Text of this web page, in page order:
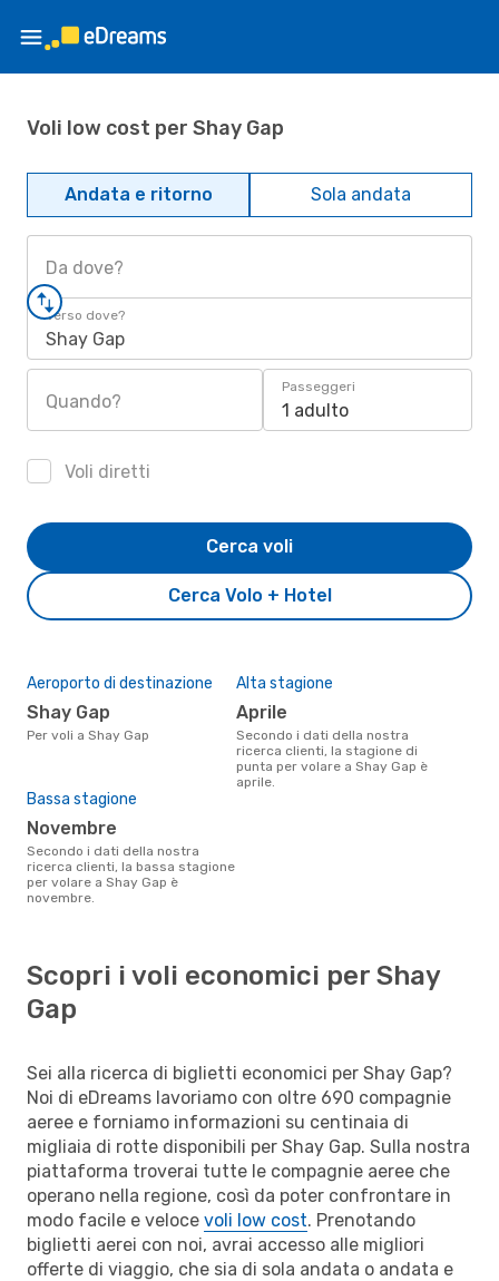
Voli low cost per Shay Gap
Andata e ritorno Sola andata
Da dove?
Verso dove?
Shay Gap
Quando?
Passeggeri
1 adulto
Voli diretti
Cerca Volo + Hotel
Cerca voli
Aeroporto di destinazione
Shay Gap
Per voli a Shay Gap
Alta stagione
aprile
Secondo i dati della nostra
ricerca clienti, la stagione di
punta per volare a Shay Gap è
aprile.
Bassa stagione
novembre
Secondo i dati della nostra
ricerca clienti, la bassa stagione
per volare a Shay Gap è
novembre.
Scopri i voli economici per Shay
Gap
Sei alla ricerca di biglietti economici per Shay Gap?
Noi di eDreams lavoriamo con oltre 690 compagnie
aeree e forniamo informazioni su centinaia di
migliaia di rotte disponibili per Shay Gap. Sulla nostra
piattaforma troverai tutte le compagnie aeree che
operano nella regione, così da poter confrontare in
modo facile e veloce voli low cost. Prenotando
biglietti aerei con noi, avrai accesso alle migliori
offerte di viaggio, che sia di sola andata o andata e